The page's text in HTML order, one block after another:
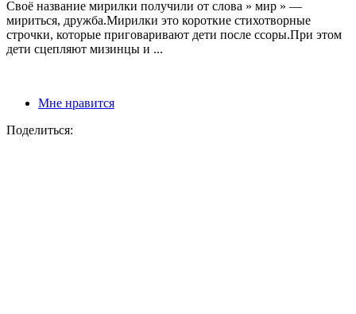
Своё название мирилки получили от слова » мир » —
мириться, дружба.Мирилки это короткие стихотворные
строчки, которые приговаривают дети после ссоры.При этом
дети сцепляют мизинцы и ...
Мне нравится
Поделиться: